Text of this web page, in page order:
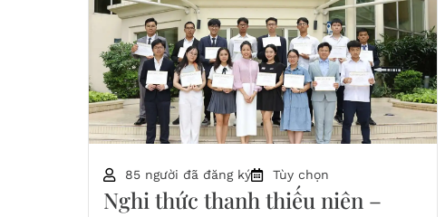
85 người đã đăng ký Tùy chọn
Nghi thức thanh thiếu niên –